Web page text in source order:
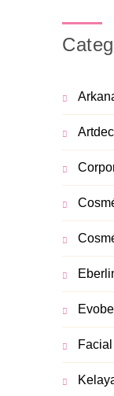
Facial